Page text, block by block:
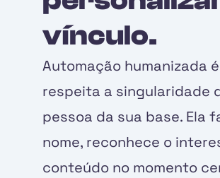
vínculo.
Automação humanizada
respeita a singularidade
pessoa da sua base. Ela
nome, reconhece o
conteúdo no momento